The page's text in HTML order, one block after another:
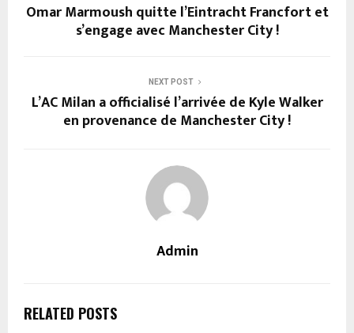
Omar Marmoush quitte l’Eintracht Francfort et
s’engage avec Manchester City !
NEXT POST
L’AC Milan a officialisé l’arrivée de Kyle Walker
en provenance de Manchester City !
Admin
RELATED POSTS